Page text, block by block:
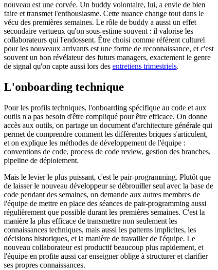
nouveau est une corvée. Un buddy volontaire, lui, a envie de bien
faire et transmet l'enthousiasme. Cette nuance change tout dans le
vécu des premières semaines. Le rôle de buddy a aussi un effet
secondaire vertueux qu'on sous-estime souvent : il valorise les
collaborateurs qui l'endossent. Être choisi comme référent culturel
pour les nouveaux arrivants est une forme de reconnaissance, et c'est
souvent un bon révélateur des futurs managers, exactement le genre
de signal qu'on capte aussi lors des entretiens trimestriels.
L'onboarding technique
Pour les profils techniques, l'onboarding spécifique au code et aux
outils n'a pas besoin d'être compliqué pour être efficace. On donne
accès aux outils, on partage un document d'architecture générale qui
permet de comprendre comment les différentes briques s'articulent,
et on explique les méthodes de développement de l'équipe :
conventions de code, process de code review, gestion des branches,
pipeline de déploiement.
Mais le levier le plus puissant, c'est le pair-programming. Plutôt que
de laisser le nouveau développeur se débrouiller seul avec la base de
code pendant des semaines, on demande aux autres membres de
l'équipe de mettre en place des séances de pair-programming aussi
régulièrement que possible durant les premières semaines. C'est la
manière la plus efficace de transmettre non seulement les
connaissances techniques, mais aussi les patterns implicites, les
décisions historiques, et la manière de travailler de l'équipe. Le
nouveau collaborateur est productif beaucoup plus rapidement, et
l'équipe en profite aussi car enseigner oblige à structurer et clarifier
ses propres connaissances.